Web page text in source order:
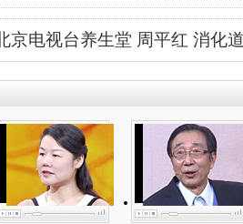
京电视台养生堂 周平红 消化